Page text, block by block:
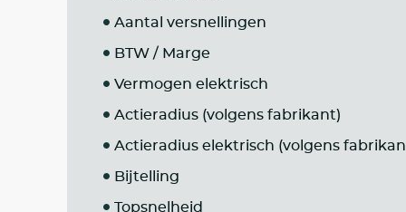
Aantal versnellingen
BTW / Marge
Vermogen elektrisch
Actieradius (volgens fabrikant)
Actieradius elektrisch (volgens
Bijtelling
Topsnelheid